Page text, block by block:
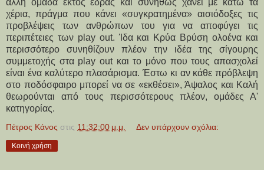
χέρια, πράγμα που κάνει «συγκρατημένα» αισιόδοξες τις
προβλέψεις των ανθρώπων του για να αποφύγει τις
περιπέτειες των play out. Ίδα και Κρύα Βρύση ολοένα και
περισσότερο συνηθίζουν πλέον την ιδέα της σίγουρης
συμμετοχής στα play out και το μόνο που τους απασχολεί
είναι ένα καλύτερο πλασάρισμα. Έστω κι αν κάθε πρόβλεψη
στο ποδόσφαιρο μπορεί να σε «εκθέσει», Άψαλος και Καλή
θεωρούνται από τους περισσότερους πλέον, ομάδες Α'
κατηγορίας.
Πέτρος Κάνος στις 11:32:00 μ.μ. Δεν υπάρχουν σχόλια:
Κοινή χρήση